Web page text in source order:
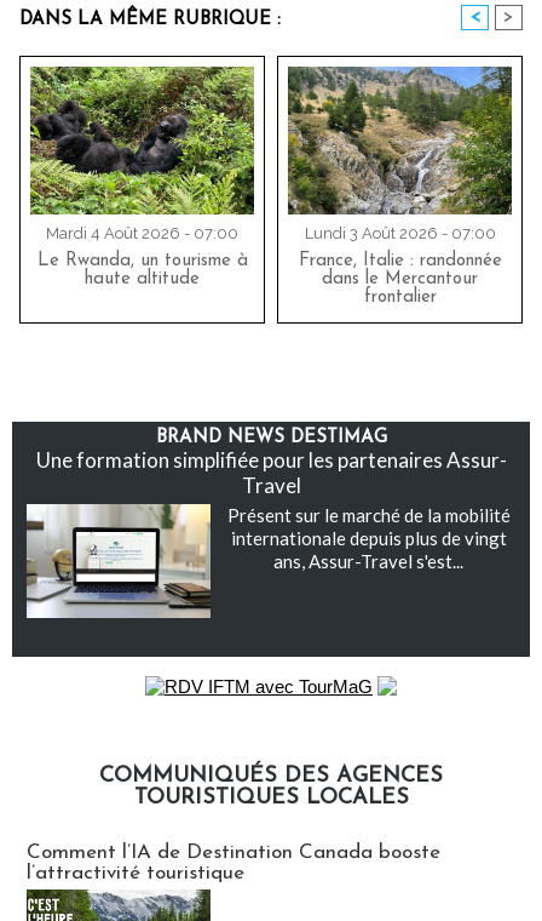
DANS LA MÊME RUBRIQUE : < >
Mardi 4 Août 2026 - 07:00
Le Rwanda, un tourisme à
haute altitude
Lundi 3 Août 2026 - 07:00
France, Italie : randonnée
dans le Mercantour
frontalier
BRAND NEWS DESTIMAG
Une formation simplifiée pour les partenaires Assur-
Travel
Présent sur le marché de la mobilité
internationale depuis plus de vingt
ans, Assur-Travel s'est...
COMMUNIQUÉS DES AGENCES
TOURISTIQUES LOCALES
Comment l’IA de Destination Canada booste
l’attractivité touristique